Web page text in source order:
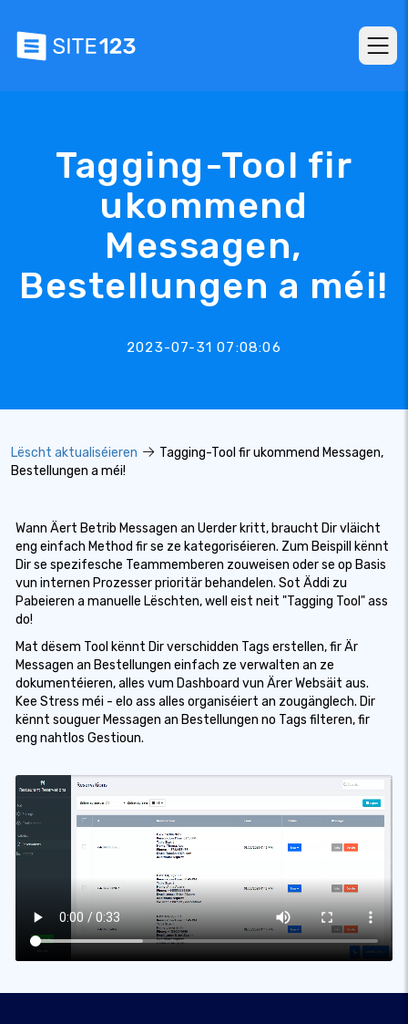
Tagging-Tool fir
ukommend
Messagen,
Bestellungen a méi!
2023-07-31 07:08:06
Lëscht aktualiséieren
Tagging-Tool fir ukommend Messagen,
Bestellungen a méi!
Wann Äert Betrib Messagen an Uerder kritt, braucht Dir vläicht
eng einfach Method fir se ze kategoriséieren. Zum Beispill kënnt
Dir se spezifesche Teammemberen zouweisen oder se op Basis
vun internen Prozesser prioritär behandelen. Sot Äddi zu
Pabeieren a manuelle Lëschten, well eist neit "Tagging Tool" ass
do!
Mat dësem Tool kënnt Dir verschidden Tags erstellen, fir Är
Messagen an Bestellungen einfach ze verwalten an ze
dokumentéieren, alles vum Dashboard vun Ärer Websäit aus.
Kee Stress méi - elo ass alles organiséiert an zougänglech. Dir
kënnt souguer Messagen an Bestellungen no Tags filteren, fir
eng nahtlos Gestioun.